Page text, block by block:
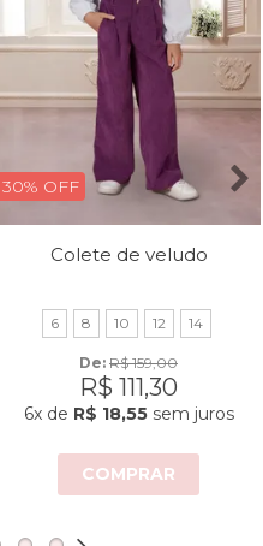
30% OFF
Colete de veludo
6 8 10 12 14
De: R$ 159,00
R$ 111,30
6xde R$ 18,55sem juros
COMPRAR